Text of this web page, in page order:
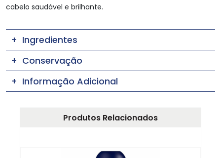
cabelo saudável e brilhante.
Ingredientes
Conservação
Informação Adicional
Produtos Relacionados